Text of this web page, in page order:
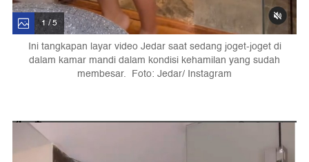
1 / 5
Ini tangkapan layar video Jedar saat sedang joget-joget di
dalam kamar mandi dalam kondisi kehamilan yang sudah
membesar. Foto: Jedar/ Instagram